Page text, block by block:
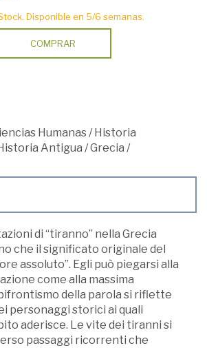
Disponible en 5/6 semanas.
COMPRAR
Humanas/ Historia
Antigua /Grecia /
di “tiranno” nella Grecia
che il significato originale del
assoluto”. Egli può piegarsi alla
come alla massima
della parola si riflette
personaggi storici ai quali
aderisce. Le vite dei tiranni si
passaggi ricorrenti che